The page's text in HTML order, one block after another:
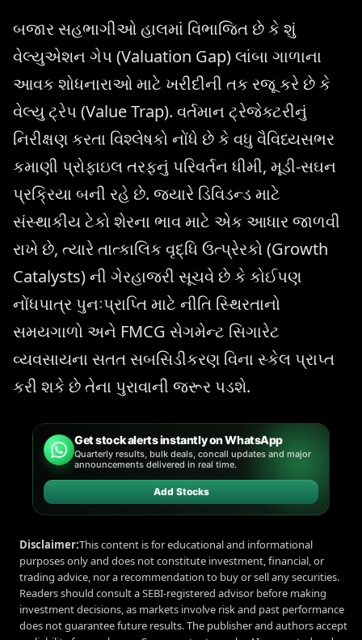
બજાર સહભાગીઓ હાલમાં વિભાજિત છે કે શું
વેલ્યુએશન ગેપ (Valuation Gap) લાંબા ગાળાના
આવક શોધનારાઓ માટે ખરીદીની તક રજૂ કરે છે કે
વેલ્યુ ટ્રેપ (Value Trap). વર્તમાન ટ્રેજેક્ટરીનું
નિરીક્ષણ કરતા વિશ્લેષકો નોંધે છે કે વધુ વૈવિધ્યસભર
કમાણી પ્રોફાઇલ તરફનું પરિવર્તન ધીમી, મૂડી-સઘન
પ્રક્રિયા બની રહે છે. જ્યારે ડિવિડન્ડ માટે
સંસ્થાકીય ટેકો શેરના ભાવ માટે એક આધાર જાળવી
રાખે છે, ત્યારે તાત્કાલિક વૃદ્ધિ ઉત્પ્રેરકો (Growth
Catalysts) ની ગેરહાજરી સૂચવે છે કે કોઈપણ
નોંધપાત્ર પુનઃપ્રાપ્તિ માટે નીતિ સ્થિરતાનો
સમયગાળો અને FMCG સેગમેન્ટ સિગારેટ
વ્યવસાયના સતત સબસિડીકરણ વિના સ્કેલ પ્રાપ્ત
કરી શકે છે તેના પુરાવાની જરૂર પડશે.
Get stock alerts instantly on WhatsApp
Quarterly results, bulk deals, concall updates and major
announcements delivered in real time.
Add Stocks
Disclaimer:This content is for educational and informational
purposes only and does not constitute investment, financial, or
trading advice, nor a recommendation to buy or sell any securities.
Readers should consult a SEBI-registered advisor before making
investment decisions, as markets involve risk and past performance
does not guarantee future results. The publisher and authors accept